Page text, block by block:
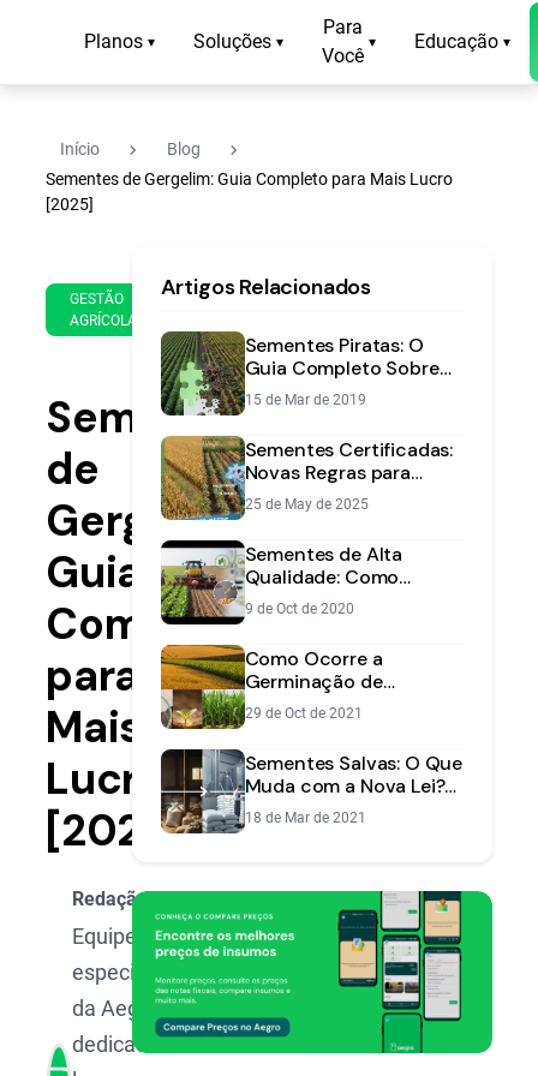
Planos ▾ Soluções ▾
Para
Você
▾ Educação ▾
Início navigate_next Blog navigate_next
Sementes de Gergelim: Guia Completo para Mais Lucro
[2025]
GESTÃO
AGRÍCOLA
de
de
2025
min
leitura
Sementes
de
Gergelim:
Guia
Completo
para
Mais
Lucro
[2025]
Redação Aegro
Equipe de
especialistas
da Aegro,
dedicada a
Artigos Relacionados
Sementes Piratas: O
Guia Completo Sobre
Riscos e Como Evitar
Prejuízos
15 de Mar de 2019
Sementes Certificadas:
Novas Regras para
Proteger sua Lavoura
25 de May de 2025
Sementes de Alta
Qualidade: Como
Garantir o Sucesso da
Lavoura
9 de Oct de 2020
Como Ocorre a
Germinação de
Sementes: Guia | Aegro
29 de Oct de 2021
Sementes Salvas: O Que
Muda com a Nova Lei?
Guia Completo para o
Produtor
18 de Mar de 2021